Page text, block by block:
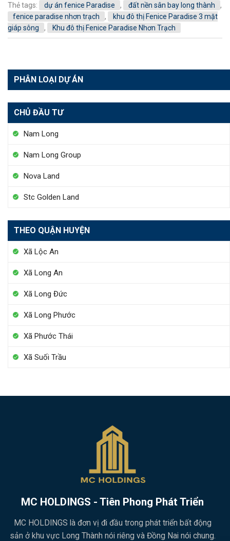
PHÂN LOẠI DỰ ÁN
CHỦ ĐẦU TƯ
Nam Long
Nam Long Group
Nova Land
Stc Golden Land
THEO QUẬN HUYỆN
Xã Lộc An
Xã Long An
Xã Long Đức
Xã Long Phước
Xã Phước Thái
Xã Suối Trầu
Thẻ tags:
dự án fenice Paradise , đất nền sân bay long thành
,
fenice paradise nhơn trạch
,
khu đô thị Fenice Paradise 3 mặt
giáp sông
, Khu đô thị Fenice Paradise Nhơn Trạch
MC HOLDINGS - Tiên Phong Phát Triển
MC HOLDINGS là đơn vị đi đầu trong phát triển bất động
sản ở khu vực Long Thành nói riêng và Đồng Nai nói chung.